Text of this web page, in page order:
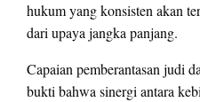
hukum yang konsisten akan
dari upaya jangka panjang.
Capaian pemberantasan judi
bukti bahwa sinergi antara